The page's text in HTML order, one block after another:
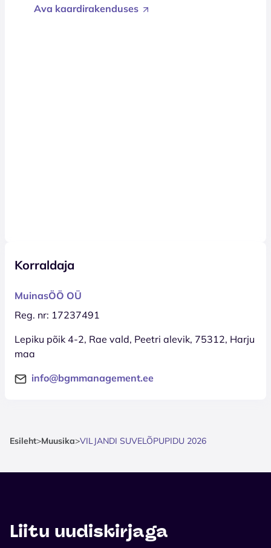
Ava kaardirakenduses
Korraldaja
MuinasÖÖ OÜ
Reg. nr: 17237491
Lepiku põik 4-2, Rae vald, Peetri alevik, 75312, Harju
maa
info@bgmmanagement.ee
Esileht>Muusika>VILJANDI SUVELÕPUPIDU 2026
Liitu uudiskirjaga